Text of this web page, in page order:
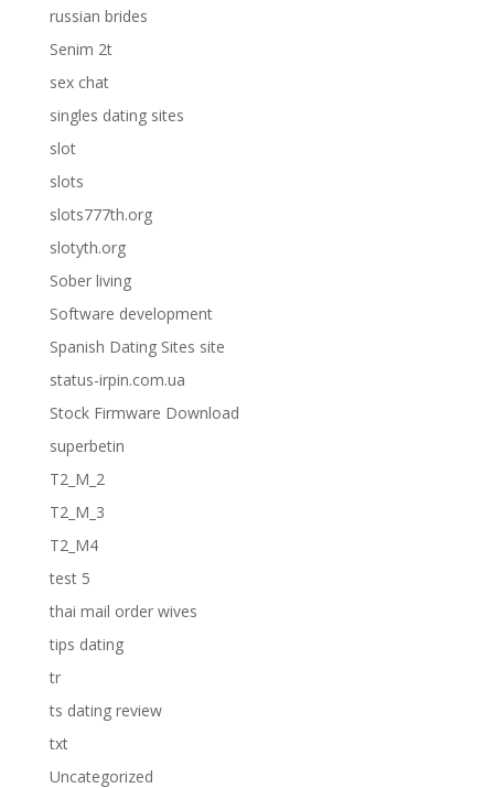
russian brides
Senim 2t
sex chat
singles dating sites
slot
slots
slots777th.org
slotyth.org
Sober living
Software development
Spanish Dating Sites site
status-irpin.com.ua
Stock Firmware Download
superbetin
T2_M_2
T2_M_3
T2_M4
test 5
thai mail order wives
tips dating
tr
ts dating review
txt
Uncategorized